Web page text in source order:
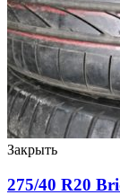
Закрыть
275/40 R20